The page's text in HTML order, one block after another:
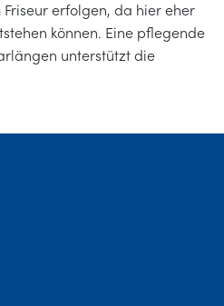
erfolgen, da hier eher
können. Eine pflegende
unterstützt die